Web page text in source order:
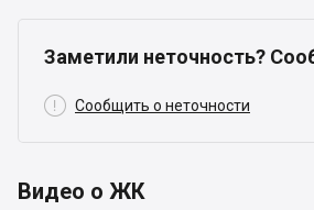
Заметили неточность?
 Сообщить о неточности
Видео о ЖК